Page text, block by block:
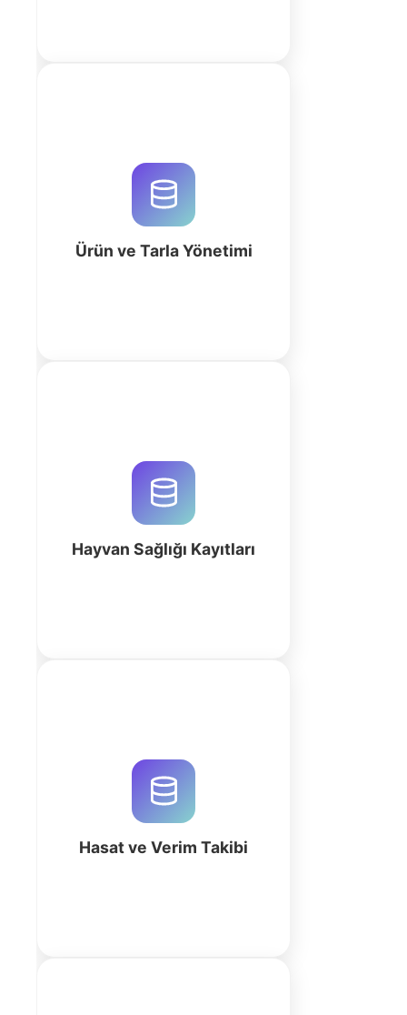
Ürün ve Tarla Yönetimi
merkezileştirin. AI destekli iş alanı
oluşturucu ile tarla kayıtları, ürün
takibi ve hasat verim analizlerini
hemen yönetin.
Hayvan Sağlığı Kayıtları
veteriner süreçlerini QuintaDB AI
ile dijitalleştirin. Otomatik aşılama
takipleri ve tıbbi geçmiş yönetimi
için hemen başlayın.
Hasat ve Verim Takibi
süreçlerinizi dijitalleştirin. AI
destekli çalışma alanı ile rekolte
analizi yapın ve operasyonel
verimliliği hemen artırın.